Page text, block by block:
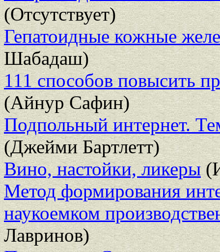
(Отсутствует)
Гепатоидные кожные
Шабадаш)
111 способов повысить
(Айнур Сафин)
Подпольный интернет.
(Джейми Бартлетт)
Вино, настойки, ликеры
Метод формирования
наукоемком
Лавринов)